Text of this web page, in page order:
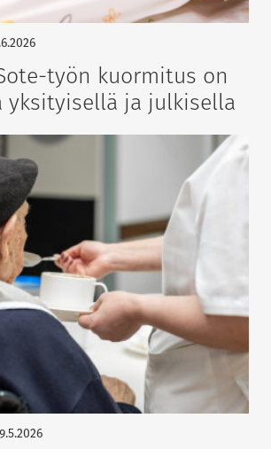
työn kuormitus on
yksityisellä ja julkisella